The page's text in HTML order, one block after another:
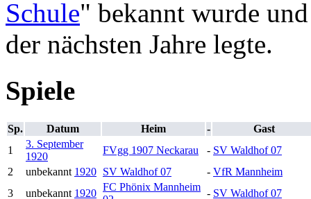
Schule" bekannt wurde
der nächsten Jahre legte.
Spiele
Sp. Datum Heim -
Gast
1
3. September
1920
FVgg 1907 Neckarau - SV Waldhof 07
2
unbekannt 1920 SV Waldhof 07 - VfR Mannheim
3
unbekannt 1920
FC Phönix Mannheim
- SV Waldhof 07